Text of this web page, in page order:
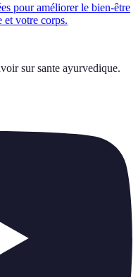
pour améliorer le bien-être
et votre corps.
sur sante ayurvedique.